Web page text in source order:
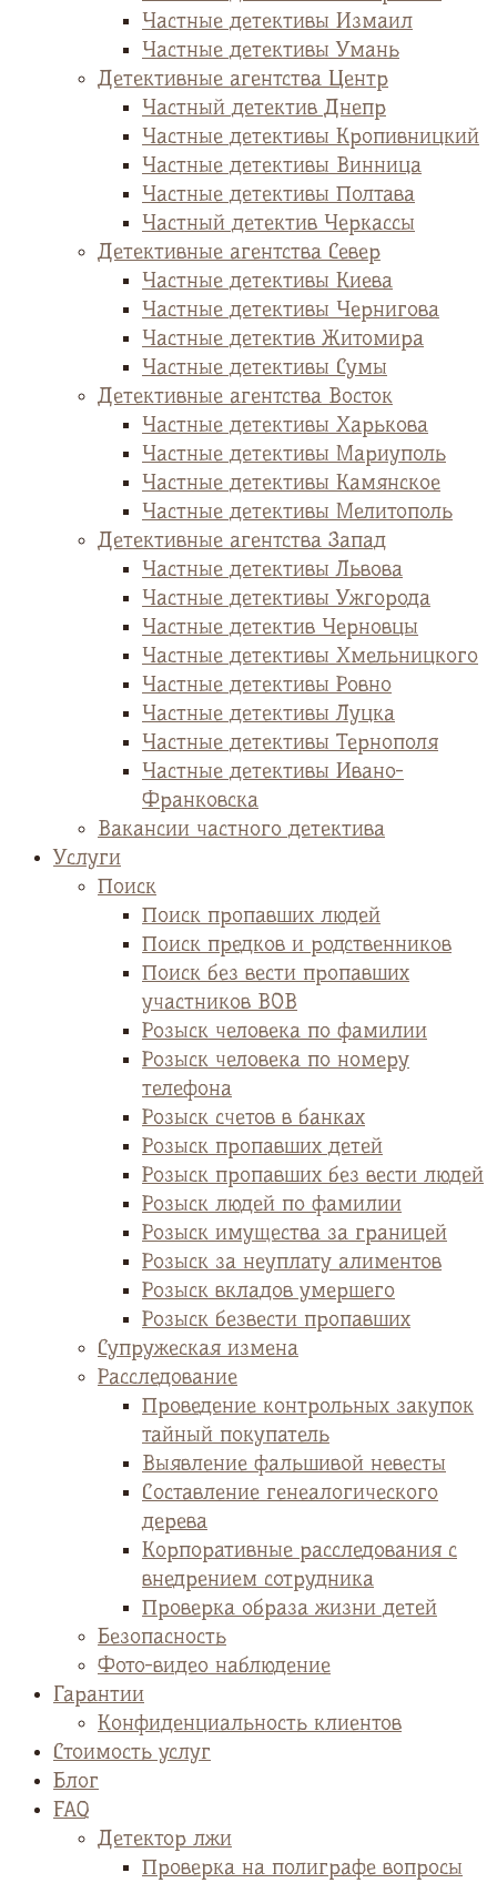
Частные детективы Измаил
Частные детективы Умань
Детективные агентства Центр
Частный детектив Днепр
Частные детективы Кропивницкий
Частные детективы Винница
Частные детективы Полтава
Частный детектив Черкассы
Детективные агентства Север
Частные детективы Киева
Частные детективы Чернигова
Частные детектив Житомира
Частные детективы Сумы
Детективные агентства Восток
Частные детективы Харькова
Частные детективы Мариуполь
Частные детективы Камянское
Частные детективы Мелитополь
Детективные агентства Запад
Частные детективы Львова
Частные детективы Ужгорода
Частные детектив Черновцы
Частные детективы Хмельницкого
Частные детективы Ровно
Частные детективы Луцка
Частные детективы Тернополя
Частные детективы Ивано-
Франковска
Вакансии частного детектива
Услуги
Поиск
Поиск пропавших людей
Поиск предков и родственников
Поиск без вести пропавших
участников ВОВ
Розыск человека по фамилии
Розыск человека по номеру
телефона
Розыск счетов в банках
Розыск пропавших детей
Розыск пропавших без вести людей
Розыск людей по фамилии
Розыск имущества за границей
Розыск за неуплату алиментов
Розыск вкладов умершего
Розыск безвести пропавших
Супружеская измена
Расследование
Проведение контрольных закупок
тайный покупатель
Выявление фальшивой невесты
Cоставление генеалогического
дерева
Корпоративные расследования с
внедрением сотрудника
Проверка образа жизни детей
Безопасность
Фото-видео наблюдение
Гарантии
Конфиденциальность клиентов
Стоимость услуг
Блог
FAQ
Детектор лжи
Проверка на полиграфе вопросы